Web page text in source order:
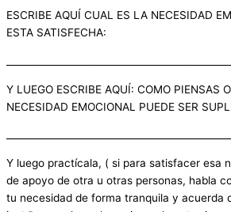
ESCRIBE AQUÍ CUAL ES LA NECESIDAD
ESTA SATISFECHA:
Y LUEGO ESCRIBE AQUÍ: COMO PIENSAS
NECESIDAD EMOCIONAL PUEDE SER
Y luego practícala, ( si para satisfacer esa
de apoyo de otra u otras personas, habla
tu necesidad de forma tranquila y acuerda